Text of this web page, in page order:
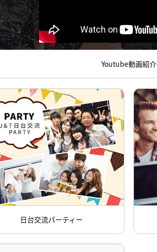
Youtube動画紹介
日台交流パーティー